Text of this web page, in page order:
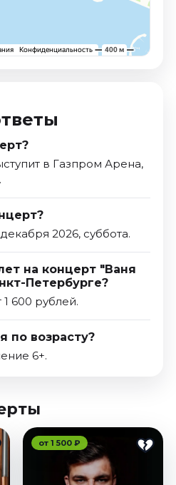
в Газпром Арена,
2026, суббота.
на концерт "Ваня
Петербурге?
1 600 рублей.
по возрасту?
6+.
от 1 500 ₽